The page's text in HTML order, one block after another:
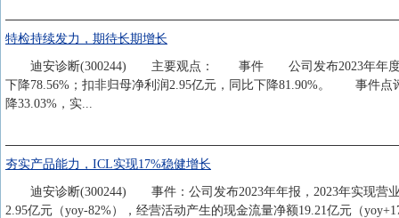
特检持续发力，期待长期增长
迪安诊断(300244) 主要观点： 事件 公司发布2023年年度报告
下降78.56%；扣非归母净利润2.95亿元，同比下降81.90%。 事
降33.03%，实...
夯实产品能力，ICL实现17%稳健增长
迪安诊断(300244) 事件：公司发布2023年年报，2023年实现营业
2.95亿元（yoy-82%），经营活动产生的现金流量净额19.21亿元（